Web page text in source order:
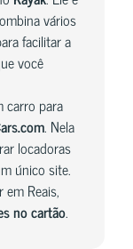
vários
facilitar a
você
carro para
. Nela
locadoras
único site.
Reais,
no cartão.